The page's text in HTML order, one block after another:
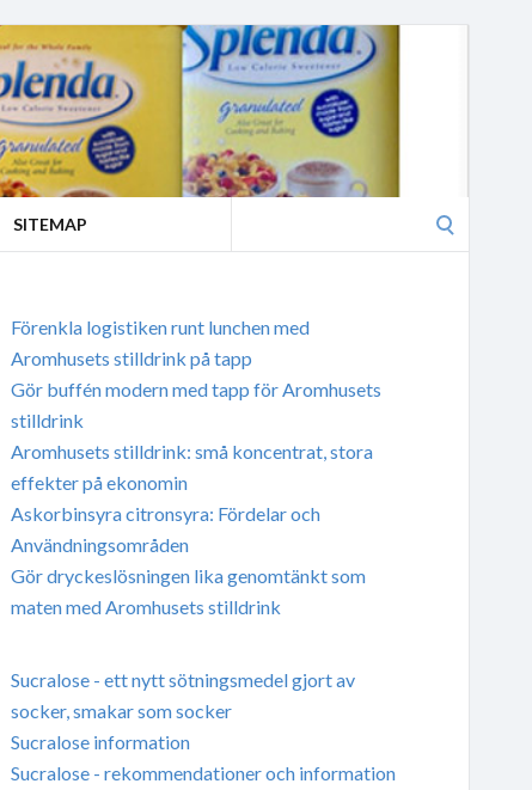
SITEMAP
Förenkla logistiken runt lunchen med
Aromhusets stilldrink på tapp
Gör buffén modern med tapp för Aromhusets
stilldrink
Aromhusets stilldrink: små koncentrat, stora
effekter på ekonomin
Askorbinsyra citronsyra: Fördelar och
Användningsområden
Gör dryckeslösningen lika genomtänkt som
maten med Aromhusets stilldrink
Sucralose - ett nytt sötningsmedel gjort av
socker, smakar som socker
Sucralose information
Sucralose - rekommendationer och information